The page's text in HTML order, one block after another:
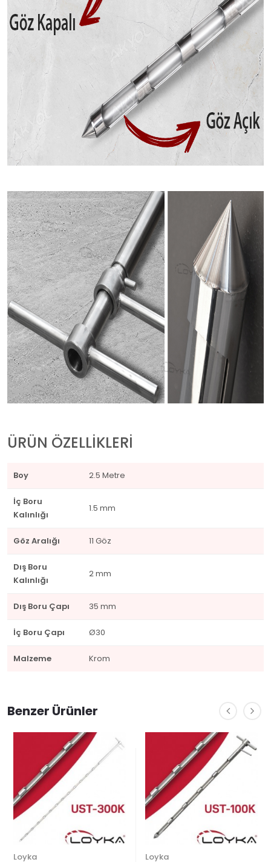
ÜRÜN ÖZELLİKLERİ
Boy 2.5 Metre
İç Boru
Kalınlığı
1.5 mm
Göz Aralığı 11 Göz
Dış Boru
Kalınlığı
2 mm
Dış Boru Çapı 35 mm
İç Boru Çapı Ø30
Malzeme Krom
Benzer Ürünler